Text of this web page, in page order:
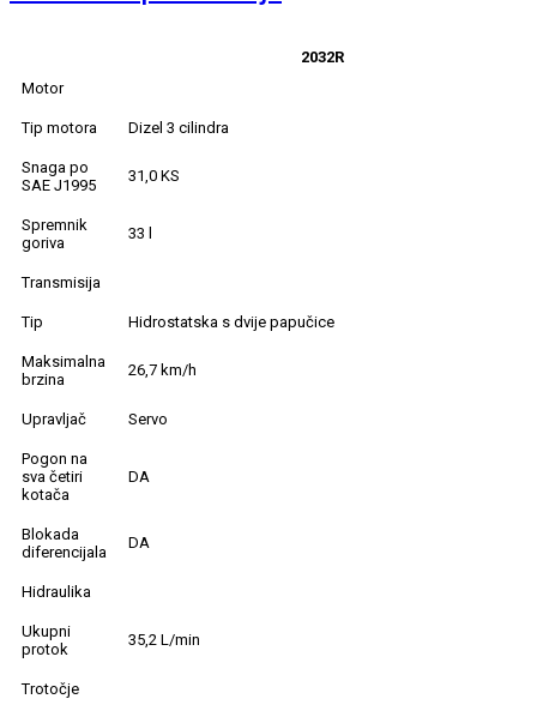
2032R
Motor
Tip motora Dizel 3 cilindra
Snaga po
SAE J1995
31,0 KS
Spremnik
goriva
33 l
Transmisija
Tip Hidrostatska s dvije papučice
Maksimalna
brzina
26,7 km/h
Upravljač Servo
Pogon na
sva četiri
kotača
DA
Blokada
diferencijala
DA
Hidraulika
Ukupni
protok
35,2 L/min
Trotočje